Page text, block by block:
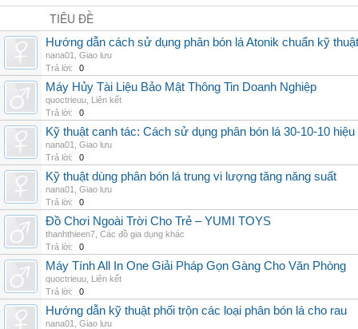
TIÊU ĐỀ
Hướng dẫn cách sử dụng phân bón lá Atonik chuẩn kỹ thuật
nana01
Giao lưu
Trả lời:
0
Máy Hủy Tài Liệu Bảo Mật Thông Tin Doanh Nghiệp
quoctrieuu Liên kết
Trả lời:
0
Kỹ thuật canh tác: Cách sử dụng phân bón lá 30-10-10 hiệu
nana01
Giao lưu
Trả lời:
0
Kỹ thuật dùng phân bón lá trung vi lượng tăng năng suất
nana01
Giao lưu
Trả lời:
0
Đồ Chơi Ngoài Trời Cho Trẻ – YUMI TOYS
thanhthieen7 Các đồ gia dụng khác
Trả lời:
0
Máy Tính All In One Giải Pháp Gọn Gàng Cho Văn Phòng
quoctrieuu Liên kết
Trả lời:
0
Hướng dẫn kỹ thuật phối trộn các loại phân bón lá cho rau
nana01
Giao lưu